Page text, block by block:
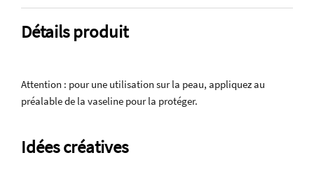
Détails produit
Attention : pour une utilisation sur la peau, appliquez au
préalable de la vaseline pour la protéger.
Idées créatives